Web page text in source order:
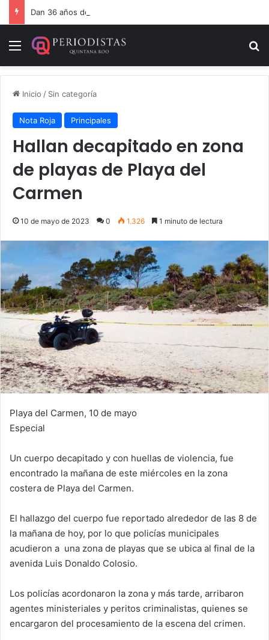
Menú
Inicio / Sin categoría
Nota Roja Principales
Hallan decapitado en zona
de playas de Playa del
Carmen
10 de mayo de 2023 0 1.326 1 minuto de lectura
Playa del Carmen, 10 de mayo
Especial
Un cuerpo decapitado y con huellas de violencia, fue
encontrado la mañana de este miércoles en la zona
costera de Playa del Carmen.
El hallazgo del cuerpo fue reportado alrededor de las 8 de
la mañana de hoy, por lo que policías municipales
acudieron a una zona de playas que se ubica al final de la
avenida Luis Donaldo Colosio.
Los policías acordonaron la zona y más tarde, arribaron
agentes ministeriales y peritos criminalistas, quienes se
encargaron del procesamiento de la escena del crimen.